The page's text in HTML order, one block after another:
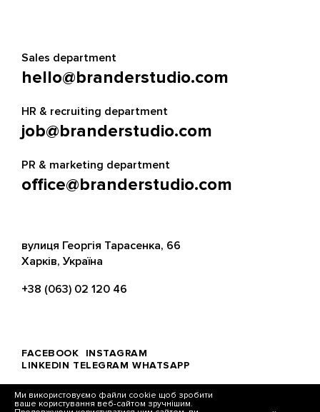
Ми використовуємо файли cookie щоб зробити
ваше користування веб-сайтом зручнішим.
Sales department
hello@branderstudio.com
HR & recruiting department
job@branderstudio.com
PR & marketing department
office@branderstudio.com
вулиця Георгія Тарасенка, 66
Харків, Україна
+38 (063) 02 120 46
FACEBOOK
INSTAGRAM
LINKEDIN TELEGRAM WHATSAPP